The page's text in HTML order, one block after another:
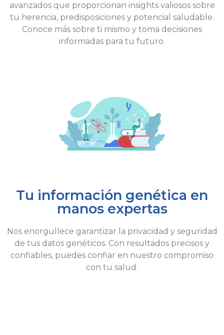
avanzados que proporcionan insights valiosos sobre
tu herencia, predisposiciones y potencial saludable.
Conoce más sobre ti mismo y toma decisiones
informadas para tu futuro.
Tu información genética en
manos expertas
Nos enorgullece garantizar la privacidad y seguridad
de tus datos genéticos. Con resultados precisos y
confiables, puedes confiar en nuestro compromiso
con tu salud.